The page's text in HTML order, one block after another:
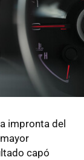
impronta del
capó